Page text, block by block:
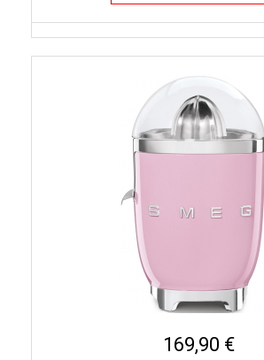
169,90 €